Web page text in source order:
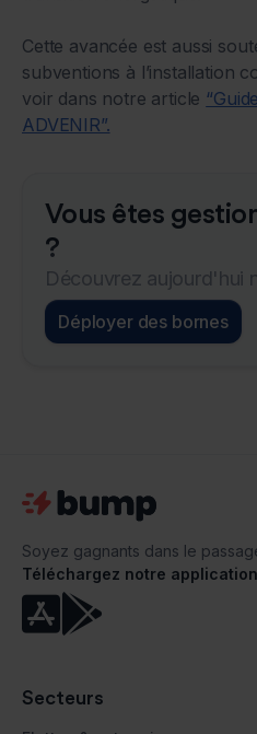
Cette avancée est aussi
subventions à l’installation
voir dans notre article
ADVENIR”.
Vous êtes
?
Découvrez aujourd'hui
Déployer des bornes
Soyez gagnants dans le
Téléchargez notre application
 
Secteurs